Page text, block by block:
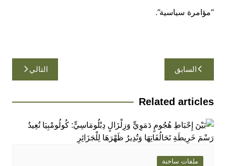
“مؤامرة سياسية”.
تصفّح
المقالات
السابق التالي
Related articles
ملفات ساخنة